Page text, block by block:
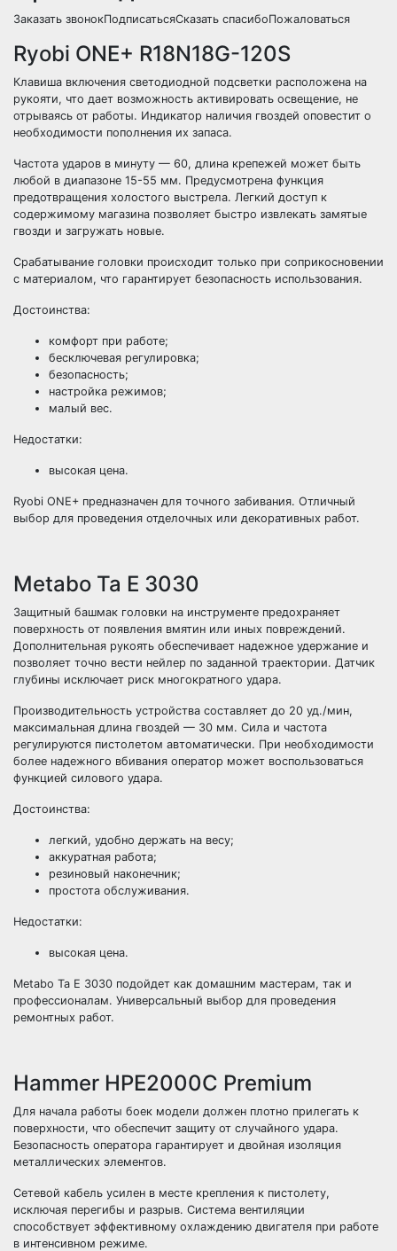
Заказать звонокПодписатьсяСказать спасибоПожаловаться
Ryobi ONE+ R18N18G-120S
Клавиша включения светодиодной подсветки расположена на
рукояти, что дает возможность активировать освещение, не
отрываясь от работы. Индикатор наличия гвоздей оповестит о
необходимости пополнения их запаса.
Частота ударов в минуту — 60, длина крепежей может быть
любой в диапазоне 15-55 мм. Предусмотрена функция
предотвращения холостого выстрела. Легкий доступ к
содержимому магазина позволяет быстро извлекать замятые
гвозди и загружать новые.
Срабатывание головки происходит только при соприкосновении
с материалом, что гарантирует безопасность использования.
Достоинства:
комфорт при работе;
бесключевая регулировка;
безопасность;
настройка режимов;
малый вес.
Недостатки:
высокая цена.
Ryobi ONE+ предназначен для точного забивания. Отличный
выбор для проведения отделочных или декоративных работ.
Metabo Ta E 3030
Защитный башмак головки на инструменте предохраняет
поверхность от появления вмятин или иных повреждений.
Дополнительная рукоять обеспечивает надежное удержание и
позволяет точно вести нейлер по заданной траектории. Датчик
глубины исключает риск многократного удара.
Производительность устройства составляет до 20 уд./мин,
максимальная длина гвоздей — 30 мм. Сила и частота
регулируются пистолетом автоматически. При необходимости
более надежного вбивания оператор может воспользоваться
функцией силового удара.
Достоинства:
легкий, удобно держать на весу;
аккуратная работа;
резиновый наконечник;
простота обслуживания.
Недостатки:
высокая цена.
Metabo Ta E 3030 подойдет как домашним мастерам, так и
профессионалам. Универсальный выбор для проведения
ремонтных работ.
Hammer HPE2000C Premium
Для начала работы боек модели должен плотно прилегать к
поверхности, что обеспечит защиту от случайного удара.
Безопасность оператора гарантирует и двойная изоляция
металлических элементов.
Сетевой кабель усилен в месте крепления к пистолету,
исключая перегибы и разрыв. Система вентиляции
способствует эффективному охлаждению двигателя при работе
в интенсивном режиме.